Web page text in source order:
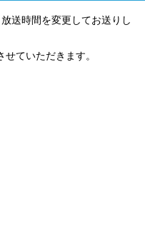
送時間を変更してお送りし
ていただきます。